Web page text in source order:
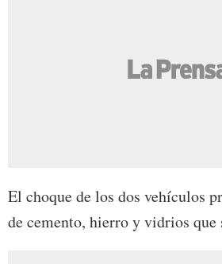
El choque de los dos vehículos
de cemento, hierro y vidrios que